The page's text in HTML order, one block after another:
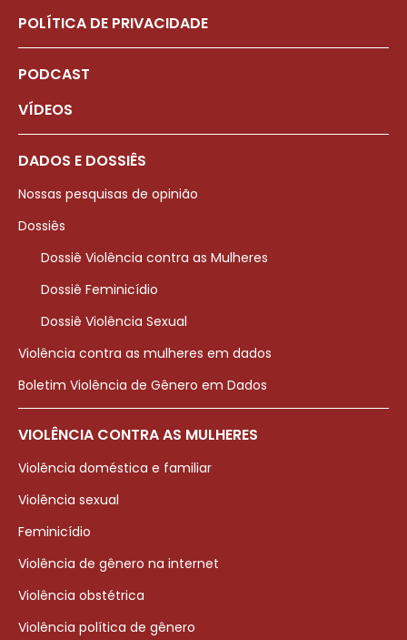
POLÍTICA DE PRIVACIDADE
PODCAST
VÍDEOS
DADOS E DOSSIÊS
Nossas pesquisas de opinião
Dossiês
Dossiê Violência contra as Mulheres
Dossiê Feminicídio
Dossiê Violência Sexual
Violência contra as mulheres em dados
Boletim Violência de Gênero em Dados
VIOLÊNCIA CONTRA AS MULHERES
Violência doméstica e familiar
Violência sexual
Feminicídio
Violência de gênero na internet
Violência obstétrica
Violência política de gênero